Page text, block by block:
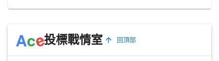
Ace投標戰情室 回頂部